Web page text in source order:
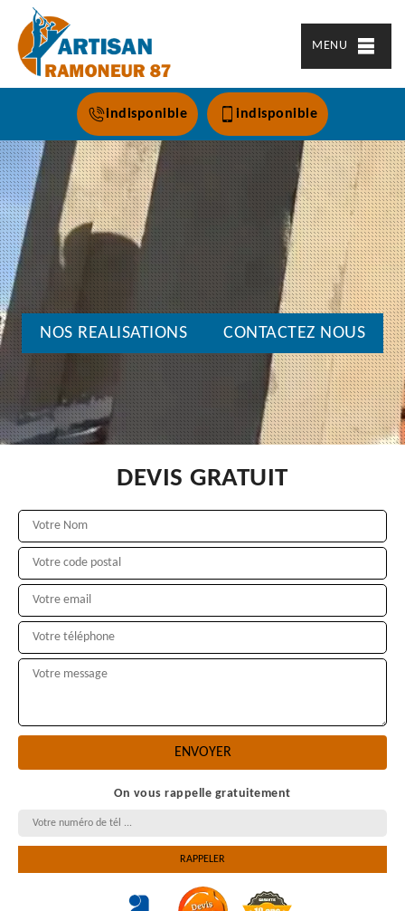
MENU
indisponible indisponible
NOS REALISATIONS CONTACTEZ NOUS
DEVIS GRATUIT
On vous rappelle gratuitement